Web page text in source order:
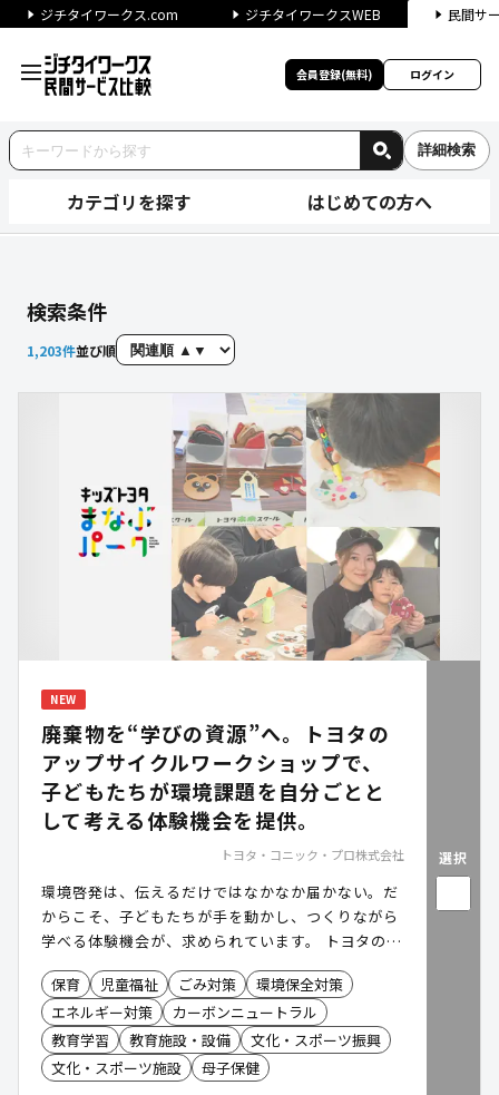
ジチタイワークス.com ジチタイワークスWEB 民間サ
会員登録(無料) ログイン
詳細検索
カテゴリを探す はじめての方へ
検索条件
1,203件並び順
NEW
廃棄物を“学びの資源”へ。トヨタの
アップサイクルワークショップで、
子どもたちが環境課題を自分ごとと
して考える体験機会を提供。
トヨタ・コニック・プロ株式会社
環境啓発は、伝えるだけではなかなか届かない。だ
からこそ、子どもたちが手を動かし、つくりながら
学べる体験機会が、求められています。 トヨタのア
ップサイクルワークショップは、車の製造工程で生
まれるレザー等のアップサイクル体験を通じて、カ
ーボンニュートラルや、SDGsを身近なテーマとし
て受け止めることができる体験型コンテンツです。
幅広い年齢層が参加する地域イベントでも導入しや
すく、全国各地で開催される環境フェアや、環境学
保育 児童福祉 ごみ対策
環境保全対策
エネルギー対策
カーボンニュートラル
教育学習
教育施設・設備
文化・スポーツ振興
文化・スポーツ施設
母子保健
選択